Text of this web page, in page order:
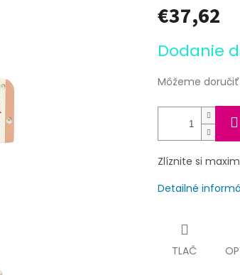
€37,62
cena:
Dodanie
Môžeme
Zlíznite si
Detailné
TLAČ